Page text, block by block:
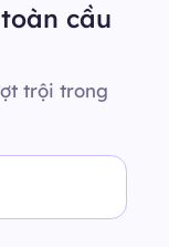
cầu
trội trong